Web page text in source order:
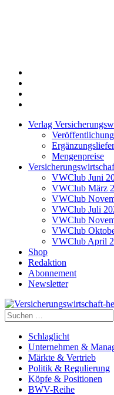
Verlag
Mengenpreise
VWClub Juni
VWClub März
VWClub
VWClub Juli
VWClub
VWClub
VWClub April
Shop
Redaktion
Abonnement
Newsletter
Versicherungswirtschaft-heute
Suche
nach:
Schlaglicht
Unternehmen &
Märkte & Vertrieb
Politik & Regulierung
Köpfe & Positionen
BWV-Reihe